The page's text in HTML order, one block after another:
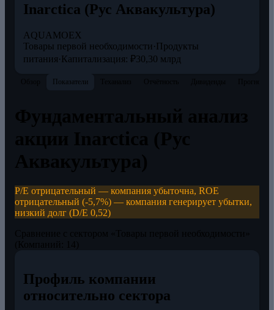
Inarctica (Рус Аквакультура)
AQUAMOEX
Товары первой необходимости·Продукты
питания·Капитализация: ₽30,30 млрд
Показатели
P/E отрицательный — компания убыточна, ROE
отрицательный (-5,7%) — компания генерирует убытки,
низкий долг (D/E 0,52)
Профиль компании
относительно сектора